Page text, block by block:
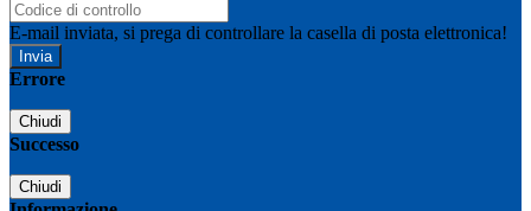
E-mail inviata, si prega di controllare la casella di posta elettronica!
Errore
Chiudi
Successo
Chiudi